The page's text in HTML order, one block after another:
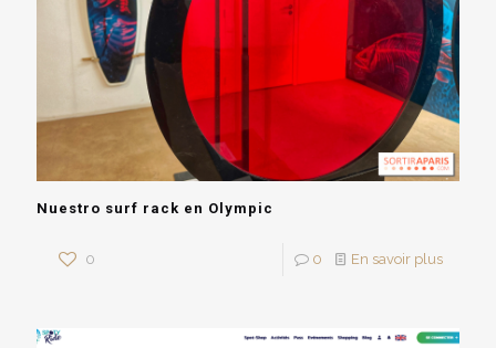
Nuestro surf rack en Olympic
0 0 En savoir plus